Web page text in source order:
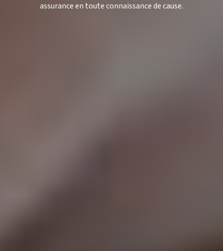
assurance en toute connaissance de cause.